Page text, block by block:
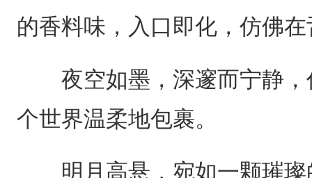
的香料味，入口即化，仿佛
夜空如墨，深邃而宁静，
个世界温柔地包裹。
明月高悬，宛如一颗璀璨